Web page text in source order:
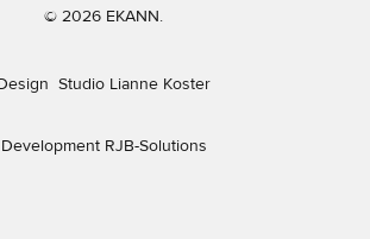
© 2026 EKANN.
Studio Lianne Koster
Development RJB-Solutions